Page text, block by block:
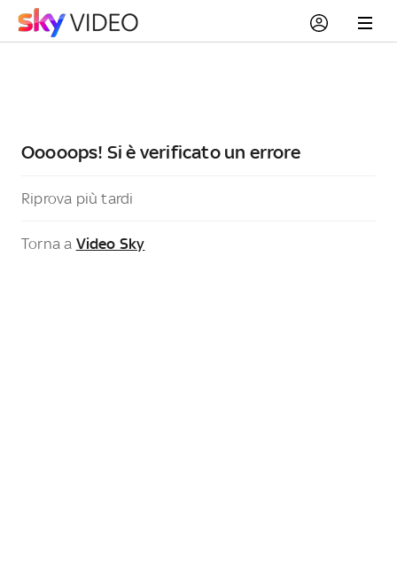
Ooooops! Si è verificato un errore
Riprova più tardi
Torna a Video Sky